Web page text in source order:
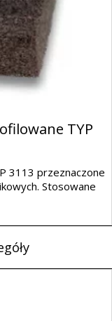
TYP
3113 przeznaczone
Stosowane